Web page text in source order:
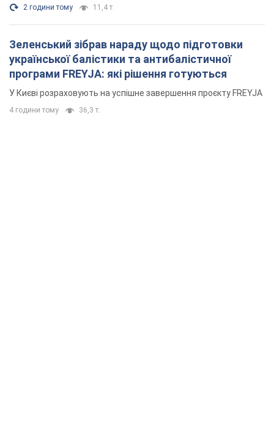
2 години тому 11,4 т.
Зеленський зібрав нараду щодо підготовки
української балістики та антибалістичної
програми FREYJA: які рішення готуються
У Києві розраховують на успішне завершення проєкту FREYJA
4 години тому 36,3 т.